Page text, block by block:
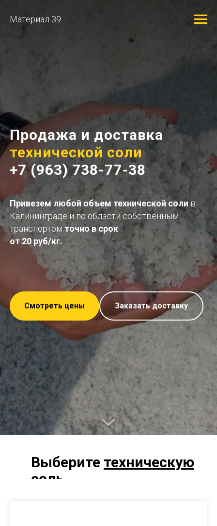
Материал 39
Продажа и доставка
технической соли
+7 (963) 738-77-38
Привезем любой объем технической соли в
Калининграде и по области собственным
транспортомточно в срок
от 20 руб/кг.
Смотреть цены Заказать доставку
Выберите техническую
соль